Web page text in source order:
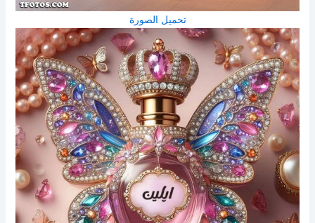
تحميل الصورة